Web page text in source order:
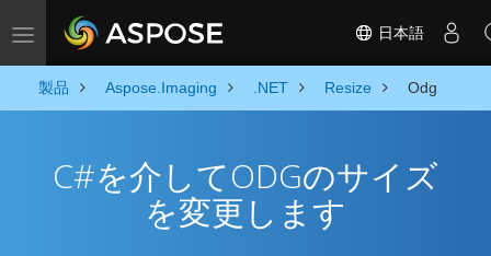
Toggle navigation 日本語
製品 Aspose.Imaging .NET Resize Odg
C#を介してODGのサイズ
を変更します